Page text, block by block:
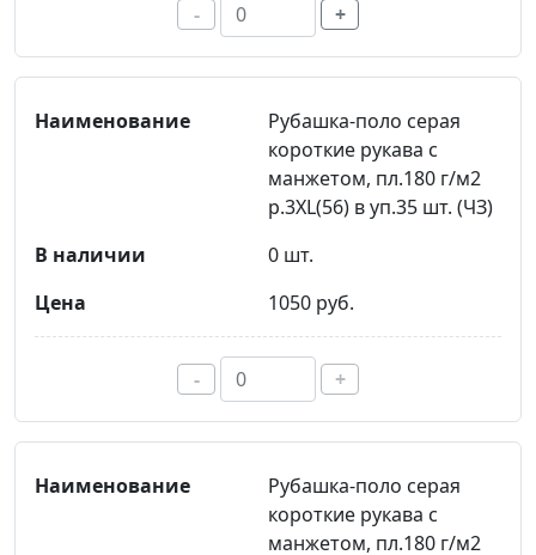
- +
Рубашка-поло серая
короткие рукава с
манжетом, пл.180 г/м2
р.3XL(56) в уп.35 шт. (ЧЗ)
0 шт.
1050 руб.
- +
Рубашка-поло серая
короткие рукава с
манжетом, пл.180 г/м2